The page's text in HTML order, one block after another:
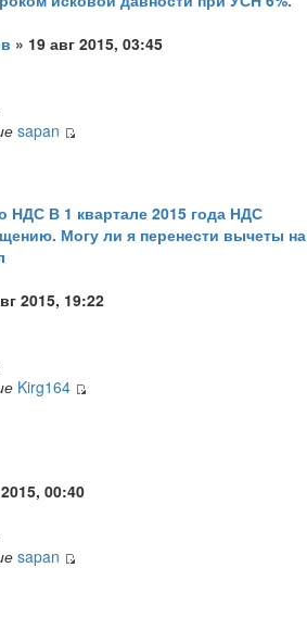
» 19 авг 2015, 03:45
sapan
НДС В 1 квартале 2015 года НДС
Могу ли я перенести вычеты на
2015, 19:22
Kirg164
00:40
sapan